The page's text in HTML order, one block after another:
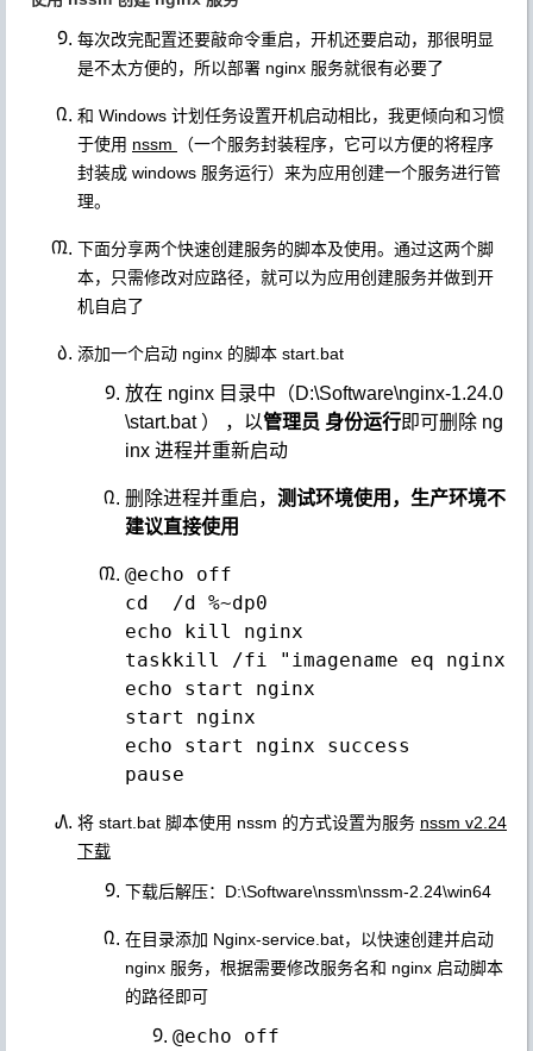
每次改完配置还要敲命令重启，开机还要启动，那很明显
是不太方便的，所以部署 nginx 服务就很有必要了
和 Windows 计划任务设置开机启动相比，我更倾向和习惯
于使用 nssm
（一个服务封装程序，它可以方便的将程序
封装成 windows 服务运行）来为应用创建一个服务进行管
理。
下面分享两个快速创建服务的脚本及使用。通过这两个脚
本，只需修改对应路径，就可以为应用创建服务并做到开
机自启了
添加一个启动 nginx 的脚本 start.bat
放在 nginx 目录中（D:\Software\nginx-1.24.0
\start.bat ） ，以管理员 身份运行即可删除 ng
inx 进程并重新启动
删除进程并重启， 测试环境使用，生产环境不
建议直接使用
@echo off
cd  /d %~dp0
echo kill nginx
taskkill /fi "imagename eq
echo start nginx
start nginx
echo start nginx success
将 start.bat 脚本使用 nssm 的方式设置为服务 nssm v2.24
下载
下载后解压：D:\Software\nssm\nssm-2.24\win64
在目录添加 Nginx-service.bat，以快速创建并启动
nginx 服务，根据需要修改服务名和 nginx 启动脚本
的路径即可
@echo off